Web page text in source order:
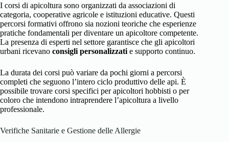
I corsi di apicoltura sono organizzati da associazioni di
categoria, cooperative agricole e istituzioni educative. Questi
percorsi formativi offrono sia nozioni teoriche che esperienze
pratiche fondamentali per diventare un apicoltore competente.
La presenza di esperti nel settore garantisce che gli apicoltori
urbani ricevano consigli personalizzati e supporto continuo.
La durata dei corsi può variare da pochi giorni a percorsi
completi che seguono l’intero ciclo produttivo delle api. È
possibile trovare corsi specifici per apicoltori hobbisti o per
coloro che intendono intraprendere l’apicoltura a livello
professionale.
Verifiche Sanitarie e Gestione delle Allergie